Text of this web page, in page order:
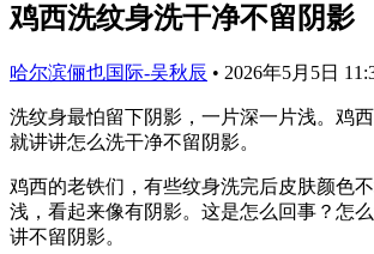
鸡西洗纹身洗干净不留阴影
哈尔滨俪也国际-吴秋辰 • 2026年5月5日
洗纹身最怕留下阴影，一片深一片浅。鸡
就讲讲怎么洗干净不留阴影。
鸡西的老铁们，有些纹身洗完后皮肤颜色
浅，看起来像有阴影。这是怎么回事？怎
讲不留阴影。